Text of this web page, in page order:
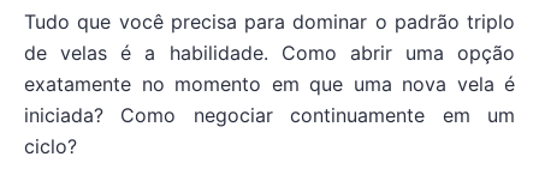
Tudo que você precisa para dominar o padrão triplo
de velas é a habilidade. Como abrir uma opção
exatamente no momento em que uma nova vela é
iniciada? Como negociar continuamente em um
ciclo?